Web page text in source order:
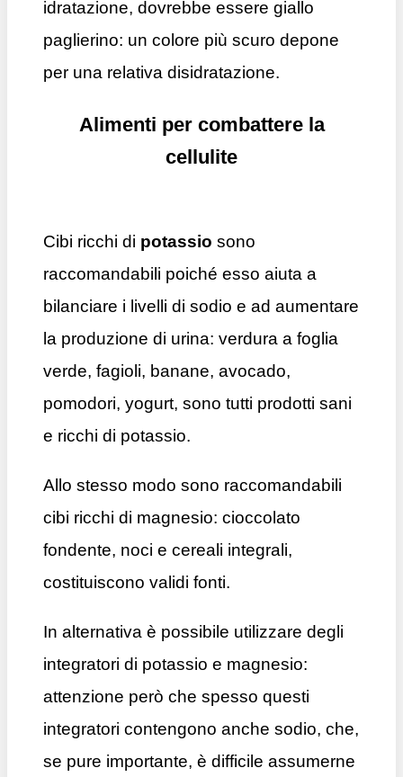
idratazione, dovrebbe essere giallo
paglierino: un colore più scuro depone
per una relativa disidratazione.
Alimenti per combattere la
cellulite
Cibi ricchi di potassio sono
raccomandabili poiché esso aiuta a
bilanciare i livelli di sodio e ad aumentare
la produzione di urina: verdura a foglia
verde, fagioli, banane, avocado,
pomodori, yogurt, sono tutti prodotti sani
e ricchi di potassio.
Allo stesso modo sono raccomandabili
cibi ricchi di magnesio: cioccolato
fondente, noci e cereali integrali,
costituiscono validi fonti.
In alternativa è possibile utilizzare degli
integratori di potassio e magnesio:
attenzione però che spesso questi
integratori contengono anche sodio, che,
se pure importante, è difficile assumerne